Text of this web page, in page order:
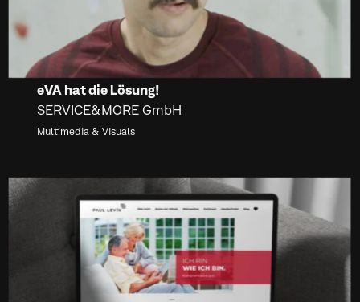
eVA hat die Lösung!
SERVICE&MORE GmbH
Multimedia & Visuals